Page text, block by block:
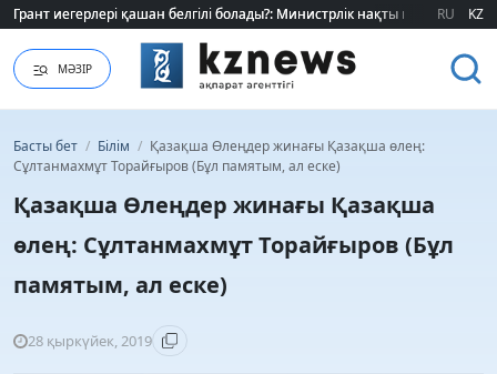
Грант иегерлері қашан белгілі болады?: Министрлік нақты мерзімді
Грант иегерлері қашан белгілі болады?: Министрлік нақты мерзімді
RU KZ
МӘЗІР
Басты бет / Білім / Қазақша Өлеңдер жинағы Қазақша өлең:
Сұлтанмахмұт Торайғыров (Бұл памятым, ал еске)
Қазақша Өлеңдер жинағы Қазақша
өлең: Сұлтанмахмұт Торайғыров (Бұл
памятым, ал еске)
28 қыркүйек, 2019